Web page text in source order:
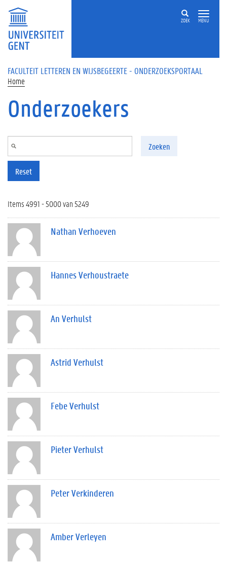
Overslaan en naar de inhoud gaan
ZOEK MENU
FACULTEIT LETTEREN EN WIJSBEGEERTE - ONDERZOEKSPORTAAL
Home
Onderzoekers
Zoeken
Reset
Items 4991 - 5000 van 5249
Nathan Verhoeven
Hannes Verhoustraete
An Verhulst
Astrid Verhulst
Febe Verhulst
Pieter Verhulst
Peter Verkinderen
Amber Verleyen